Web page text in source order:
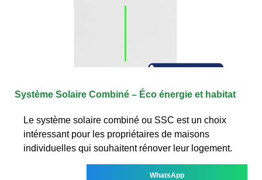
Système Solaire Combiné – Éco énergie et habitat
Le système solaire combiné ou SSC est un choix
intéressant pour les propriétaires de maisons
individuelles qui souhaitent rénover leur logement.
WhatsApp